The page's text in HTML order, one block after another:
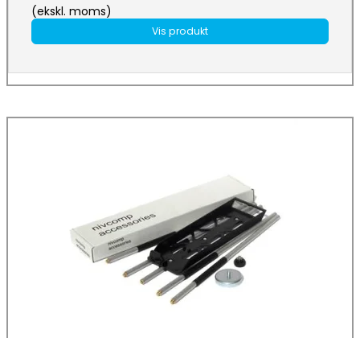
(ekskl. moms)
Vis produkt